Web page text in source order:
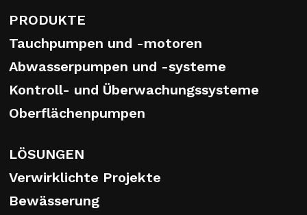
PRODUKTE
Tauchpumpen und -motoren
Abwasserpumpen und -systeme
Kontroll- und Überwachungssysteme
Oberflächenpumpen
LÖSUNGEN
Verwirklichte Projekte
Bewässerung